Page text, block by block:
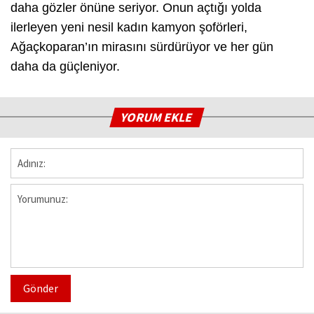
daha gözler önüne seriyor. Onun açtığı yolda
ilerleyen yeni nesil kadın kamyon şoförleri,
Ağaçkoparan’ın mirasını sürdürüyor ve her gün
daha da güçleniyor.
YORUM EKLE
Gönder